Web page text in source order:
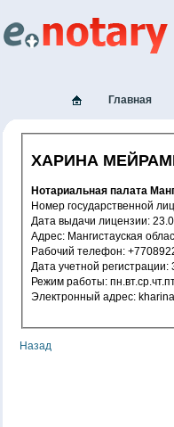
Главная
ХАРИНА
Нотариальная палата
Дата
Адрес: Мангистауская
Рабочий телефон:
Режим работы:
Назад